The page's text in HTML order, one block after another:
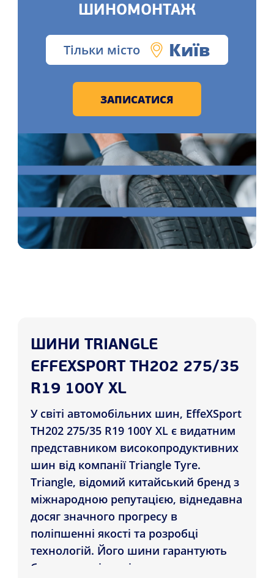
ШИНОМОНТАЖ
Тільки місто Київ
ЗАПИСАТИСЯ
ШИНИ TRIANGLE
EFFEXSPORT TH202 275/35
R19 100Y XL
У світі автомобільних шин, EffeXSport
TH202 275/35 R19 100Y XL є видатним
представником високопродуктивних
шин від компанії Triangle Tyre.
Triangle, відомий китайський бренд з
міжнародною репутацією, віднедавна
досяг значного прогресу в
поліпшенні якості та розробці
технологій. Його шини гарантують
безпеку та відповідають вимогам